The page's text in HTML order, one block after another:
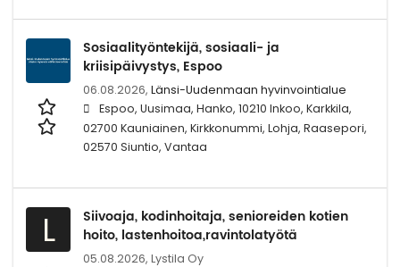
Sosiaalityöntekijä, sosiaali- ja
kriisipäivystys, Espoo
06.08.2026, Länsi-Uudenmaan hyvinvointialue
Espoo, Uusimaa, Hanko, 10210 Inkoo, Karkkila,
02700 Kauniainen, Kirkkonummi, Lohja, Raasepori,
02570 Siuntio, Vantaa
L
Siivoaja, kodinhoitaja, senioreiden kotien
hoito, lastenhoitoa,ravintolatyötä
05.08.2026, Lystila Oy